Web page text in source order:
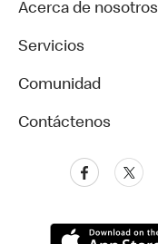
Acerca de nosotros
Servicios
Comunidad
Contáctenos